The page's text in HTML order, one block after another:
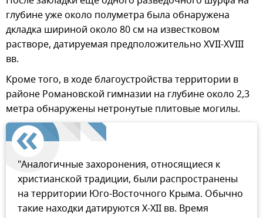
глубине уже около полуметра была обнаружена
дкладка шириной около 80 см на известковом
растворе, датируемая предположительно XVII-XVIII
вв.
Кроме того, в ходе благоустройства территории в
районе Романовской гимназии на глубине около 2,3
метра обнаружены нетронутые плитовые могилы.
"Аналогичные захоронения, относящиеся к
христианской традиции, были распространены
на территории Юго-Восточного Крыма. Обычно
такие находки датируются X-XII вв. Время